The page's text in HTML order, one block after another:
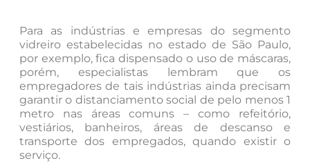
Para as indústrias e empresas do segmento
vidreiro estabelecidas no estado de São Paulo,
por exemplo, fica dispensado o uso de máscaras,
porém, especialistas lembram que os
empregadores de tais indústrias ainda precisam
garantir o distanciamento social de pelo menos 1
metro nas áreas comuns – como refeitório,
vestiários, banheiros, áreas de descanso e
transporte dos empregados, quando existir o
serviço.